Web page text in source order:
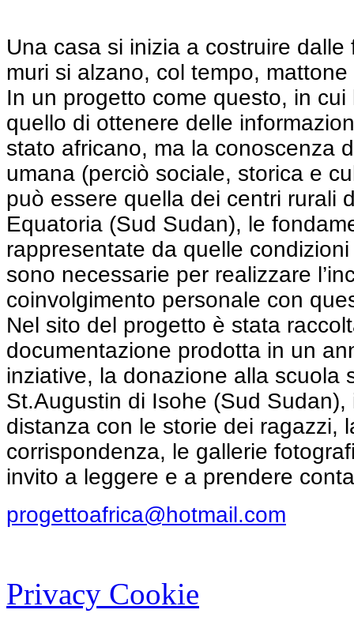
Una casa si inizia a costruire
muri si alzano, col tempo,
In un progetto come questo, in cui
quello di ottenere delle
stato africano, ma la conoscenza
umana (perciò sociale, storica e
può essere quella dei centri rurali
Equatoria (Sud Sudan), le
rappresentate da quelle
sono necessarie per realizzare
coinvolgimento personale con
Nel sito del progetto è stata
documentazione prodotta in un
inziative, la donazione alla scuola
St.Augustin di Isohe (Sud Sudan),
distanza con le storie dei ragazzi,
corrispondenza, le gallerie
invito a leggere e a prendere
progettoafrica@hotmail.com
Privacy Cookie